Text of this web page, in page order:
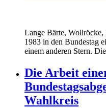
Lange Bärte, Wollröcke,
1983 in den Bundestag
einem anderen Stern.
Die Arbeit
Wahlkreis